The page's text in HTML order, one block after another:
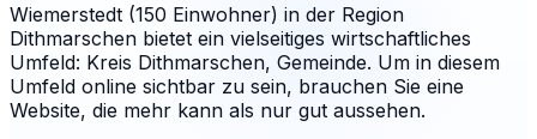
Wiemerstedt (150 Einwohner) in der Region
Dithmarschen bietet ein vielseitiges wirtschaftliches
Umfeld: Kreis Dithmarschen, Gemeinde. Um in diesem
Umfeld online sichtbar zu sein, brauchen Sie eine
Website, die mehr kann als nur gut aussehen.